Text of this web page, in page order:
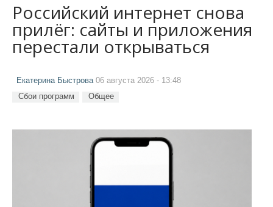
Российский интернет снова
прилёг: сайты и приложения
перестали открываться
Екатерина Быстрова06 августа 2026 - 13:48
Сбои программ Общее